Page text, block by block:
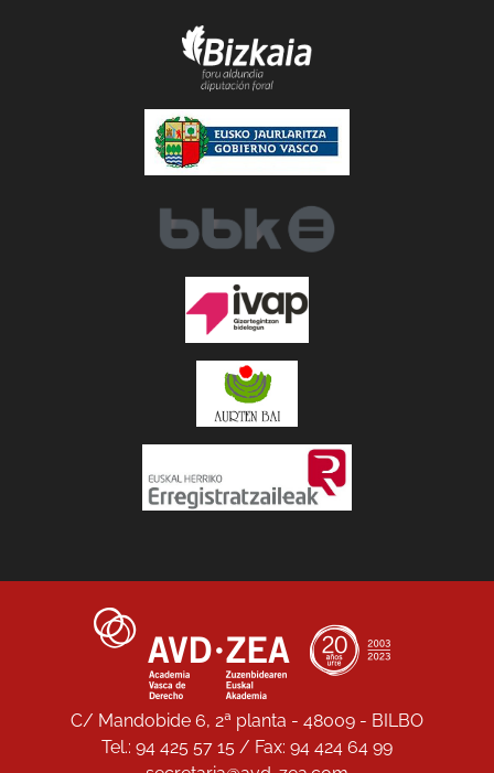
C/ Mandobide 6, 2ª planta - 48009 - BILBO
Tel.: 94 425 57 15 / Fax: 94 424 64 99